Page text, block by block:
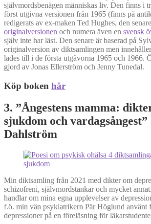
självmordsbenägen människas liv. Den finns i
först utgivna versionen från 1965 (finns på
redigerats av ex-maken Ted Hughes, den
originalversionen och numera även en svensk
själv inte har läst. Den senare är baserad på
originalversion av diktsamlingen men
lades till i de första utgåvorna 1965 och 1966.
gjord av Jonas Ellerström och Jenny Tunedal.
Köp boken här
3. ”Ångestens mamma:
sjukdom och
Dahlström
Min diktsamling från 2021 med dikter om
schizofreni, självmordstankar och mycket
handlar om mina egna upplevelser av
f.ö. min vän psykiatrikern Pär Höglund använt
depressioner på en föreläsning för